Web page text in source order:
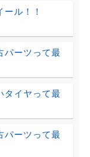
ル！！
パーツって最
タイヤって最
パーツって最